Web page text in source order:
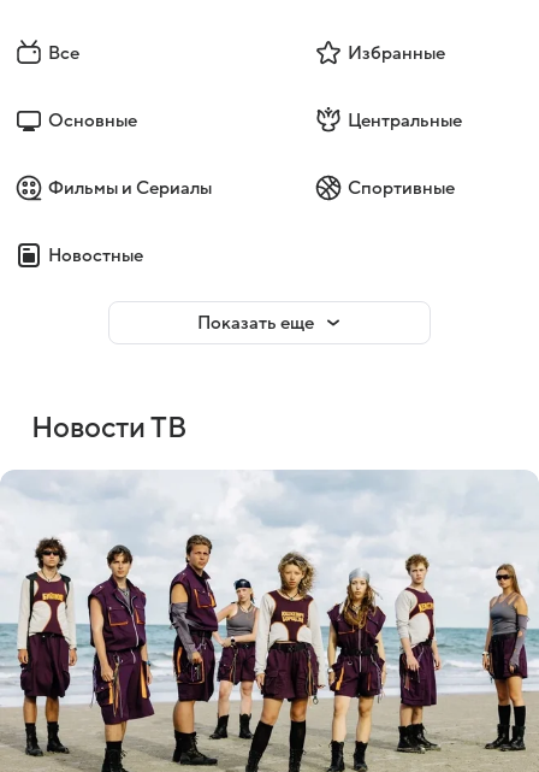
Все Избранные
Основные Центральные
Фильмы и Сериалы Спортивные
Новостные
Показать еще
Новости ТВ